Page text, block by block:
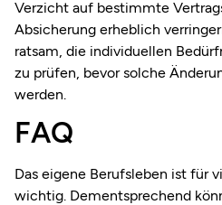
Verzicht auf bestimmte
Absicherung erheblich
ratsam, die individuellen
zu prüfen, bevor solche
werden.
FAQ
Das eigene Berufsleben ist für
wichtig. Dementsprechend